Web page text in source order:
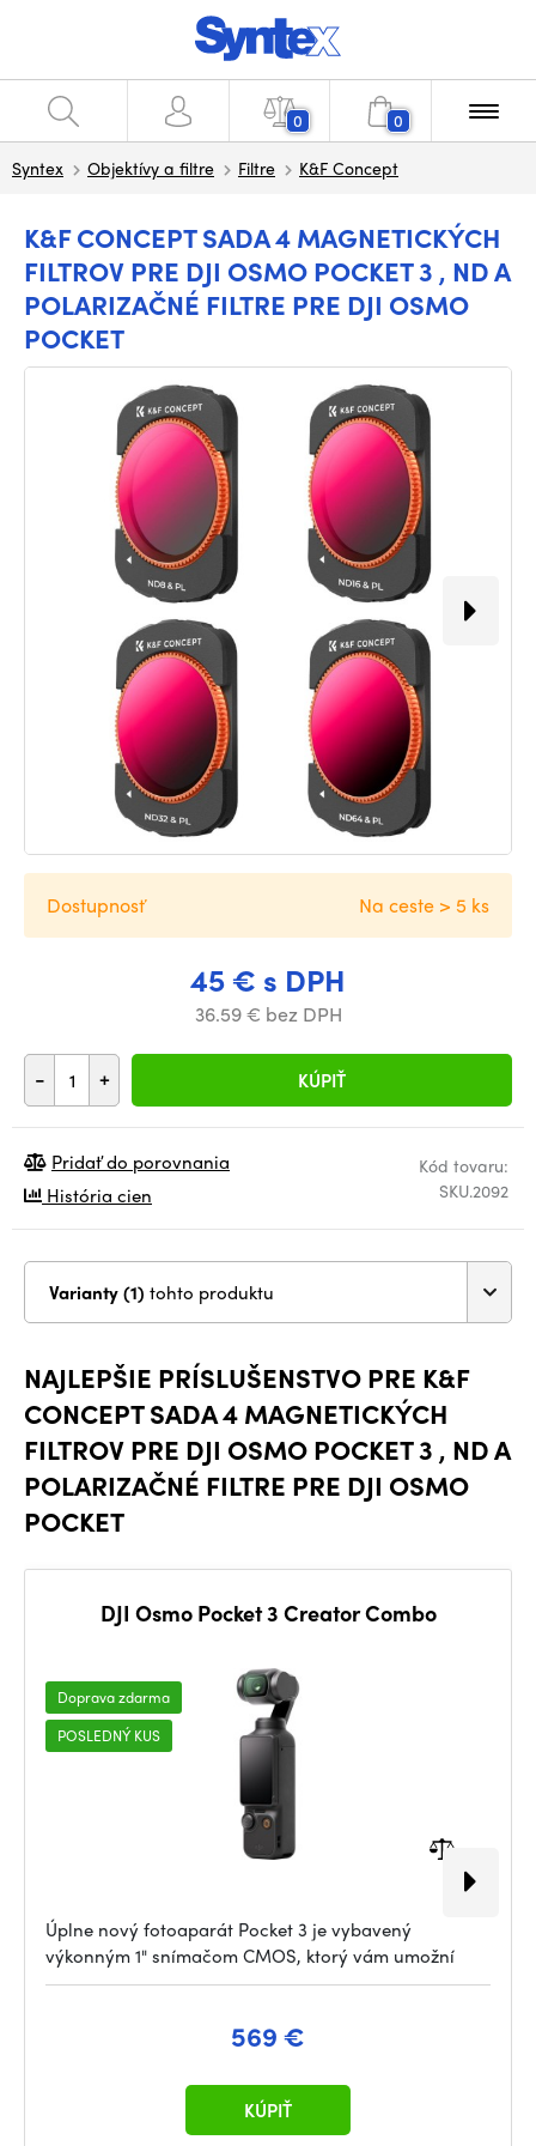
0 0
Syntex Objektívy a filtre Filtre K&F Concept
K&F CONCEPT SADA 4 MAGNETICKÝCH
FILTROV PRE DJI OSMO POCKET 3 , ND A
POLARIZAČNÉ FILTRE PRE DJI OSMO
POCKET
45 € s DPH
36.59 € bez DPH
- + KÚPIŤ
Dostupnosť Na ceste > 5 ks
Kód tovaru:
SKU.2092
Pridať do porovnania
História cien
Varianty (1) tohto produktu
NAJLEPŠIE PRÍSLUŠENSTVO PRE K&F
CONCEPT SADA 4 MAGNETICKÝCH
FILTROV PRE DJI OSMO POCKET 3 , ND A
POLARIZAČNÉ FILTRE PRE DJI OSMO
POCKET
DJI Osmo Pocket 3 Creator Combo
Doprava zdarma
POSLEDNÝ KUS
Úplne nový fotoaparát Pocket 3 je vybavený
výkonným 1" snímačom CMOS, ktorý vám umožní
569 €
KÚPIŤ